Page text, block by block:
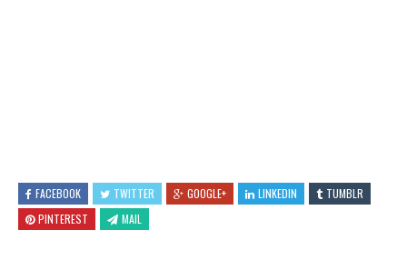
FACEBOOK TWITTER GOOGLE+ LINKEDIN
TUMBLR
PINTEREST
MAIL